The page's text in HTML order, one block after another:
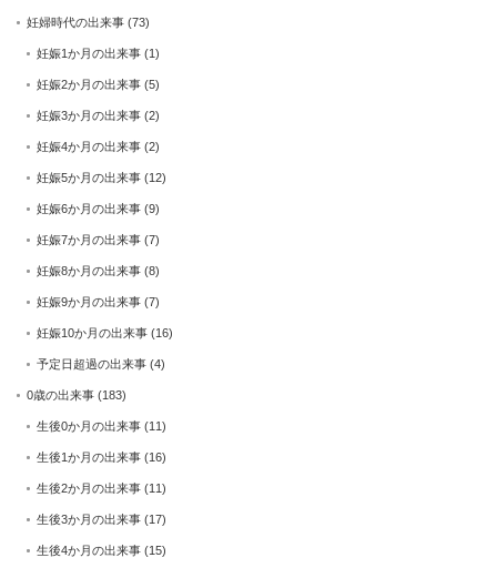
妊婦時代の出来事 (73)
妊娠1か月の出来事 (1)
妊娠2か月の出来事 (5)
妊娠3か月の出来事 (2)
妊娠4か月の出来事 (2)
妊娠5か月の出来事 (12)
妊娠6か月の出来事 (9)
妊娠7か月の出来事 (7)
妊娠8か月の出来事 (8)
妊娠9か月の出来事 (7)
妊娠10か月の出来事 (16)
予定日超過の出来事 (4)
0歳の出来事 (183)
生後0か月の出来事 (11)
生後1か月の出来事 (16)
生後2か月の出来事 (11)
生後3か月の出来事 (17)
生後4か月の出来事 (15)